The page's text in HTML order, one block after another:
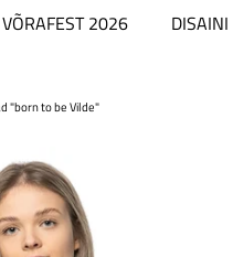
VÕRAFEST 2026 DISAINI
"born to be Vilde"